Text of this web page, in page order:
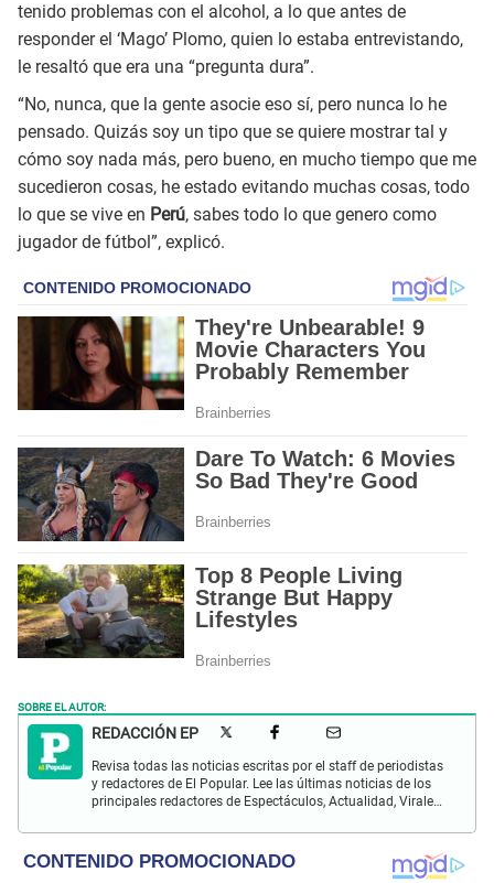
tenido problemas con el alcohol, a lo que antes de
responder el ‘Mago’ Plomo, quien lo estaba entrevistando,
le resaltó que era una “pregunta dura”.
“No, nunca, que la gente asocie eso sí, pero nunca lo he
pensado. Quizás soy un tipo que se quiere mostrar tal y
cómo soy nada más, pero bueno, en mucho tiempo que me
sucedieron cosas, he estado evitando muchas cosas, todo
lo que se vive en Perú, sabes todo lo que genero como
jugador de fútbol”, explicó.
SOBRE EL AUTOR:
REDACCIÓN EP
Revisa todas las noticias escritas por el staff de periodistas
y redactores de El Popular. Lee las últimas noticias de los
principales redactores de Espectáculos, Actualidad, Virales,